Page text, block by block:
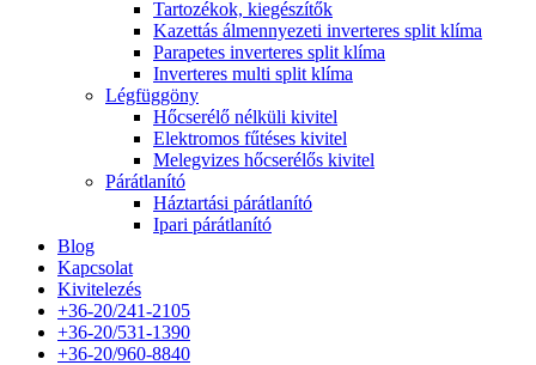
Tartozékok, kiegészítők
Kazettás álmennyezeti inverteres split klíma
Parapetes inverteres split klíma
Inverteres multi split klíma
Légfüggöny
Hőcserélő nélküli kivitel
Elektromos fűtéses kivitel
Melegvizes hőcserélős kivitel
Párátlanító
Háztartási párátlanító
Ipari párátlanító
Blog
Kapcsolat
Kivitelezés
+36-20/241-2105
+36-20/531-1390
+36-20/960-8840